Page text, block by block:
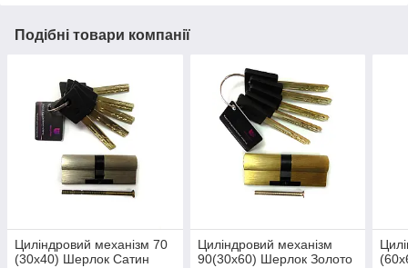
Подібні товари компанії
Циліндровий механізм 70
(30x40) Шерлок Сатин
Циліндровий механізм
90(30x60) Шерлок Золото